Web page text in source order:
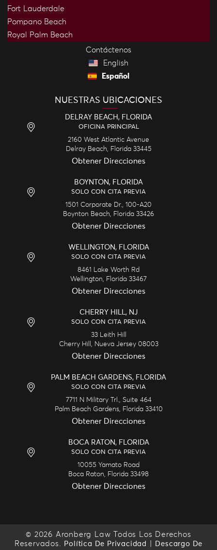
Fort Lauderdale
Pompano Beach
Royal Palm Beach
Contáctenos
English
Español
NUESTRAS UBICACIONES
DELRAY BEACH, FLORIDA
OFICINA PRINCIPAL
2160 West Atlantic Avenue
Delray Beach,
Florida 33445
Obtener Direcciones
BOYNTON, FLORIDA
SOLO CON CITA PREVIA
1501 Corporate Dr., 100-A20
Boynton Beach,
Florida 33426
Obtener Direcciones
WELLINGTON, FLORIDA
SOLO CON CITA PREVIA
8461 Lake Worth Rd
Wellington,
Florida 33467
Obtener Direcciones
CHERRY HILL, NJ
SOLO CON CITA PREVIA
33 Leith Hill
Cherry Hill,
Nueva Jersey 08003
Obtener Direcciones
PALM BEACH GARDENS, FLORIDA
SOLO CON CITA PREVIA
7711 N Military Trl., Suite 464
Palm Beach Gardens,
Florida 33410
Obtener Direcciones
BOCA RATON, FLORIDA
SOLO CON CITA PREVIA
10055 Yamato Road
Boca Raton,
Florida 33498
Obtener Direcciones
© 2026 Aronberg Law Todos Los Derechos
Reservados.
Política De Privacidad
Descargo De